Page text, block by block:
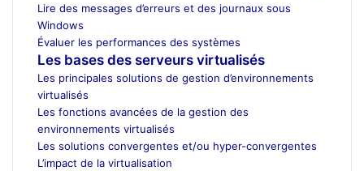
Lire des messages d’erreurs et des journaux sous
Windows
Évaluer les performances des systèmes
Les bases des serveurs virtualisés
Les principales solutions de gestion d’environnements
virtualisés
Les fonctions avancées de la gestion des
environnements virtualisés
Les solutions convergentes et/ou hyper-convergentes
L’impact de la virtualisation